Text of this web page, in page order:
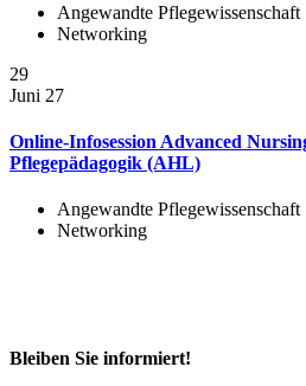
Angewandte Pflegewissenschaft
Networking
29
Juni 27
Online-Infosession Advanced
Pflegepädagogik (AHL)
Angewandte Pflegewissenschaft
Networking
Bleiben Sie informiert!